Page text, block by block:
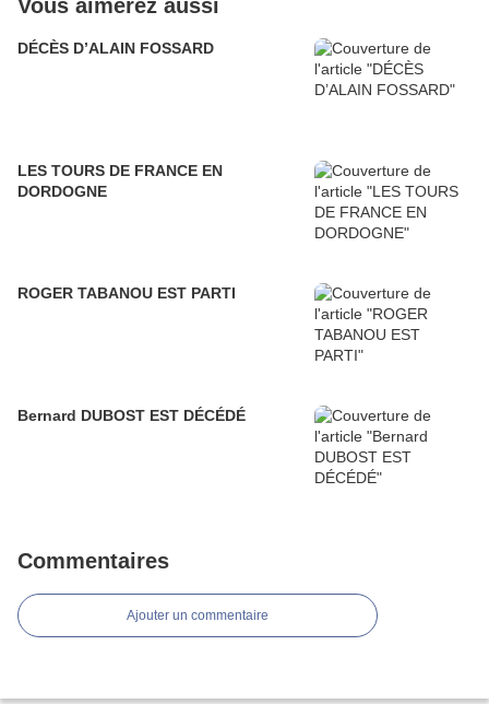
Vous aimerez aussi
DÉCÈS D’ALAIN FOSSARD
LES TOURS DE FRANCE EN
DORDOGNE
ROGER TABANOU EST PARTI
Bernard DUBOST EST DÉCÉDÉ
Commentaires
Ajouter un commentaire